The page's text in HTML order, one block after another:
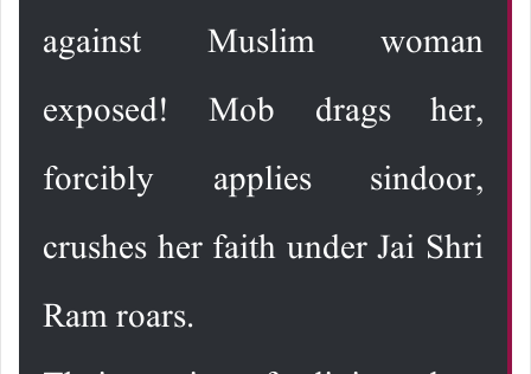
against Muslim woman
exposed! Mob drags her,
forcibly applies sindoor,
crushes her faith under Jai Shri
Ram roars.